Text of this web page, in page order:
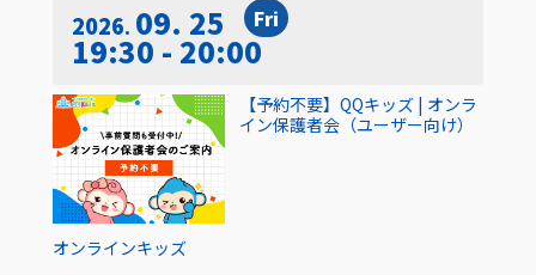
2026 09. 25 Fri
19:30 - 20:00
オンラインキッズ
【予約不要】QQキッズ | オンラ
イン保護者会（ユーザー向け）